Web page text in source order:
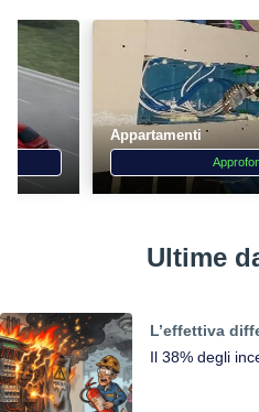
Appartamenti
Ultime
L’effettiva
e il
Il 38% degli